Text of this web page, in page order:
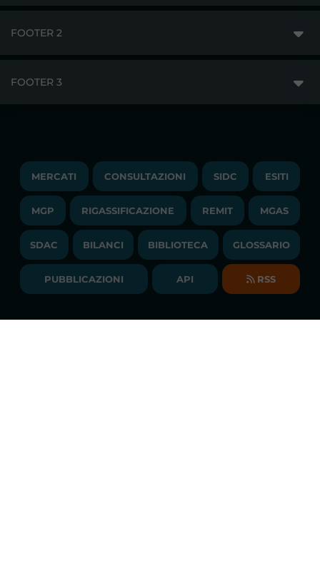
PUBBLICAZIONI
COMUNICATI/NEWS
NEWSLETTER
BILANCI DI ESERCIZIO
FOOTER 2
LAVORA CON NOI
BANDI DI GARA E CONTRATTI
SOCIETA' TRASPARENTE
FOOTER 3
TRAYPORT M. ELETTRICO
LIQUIDITY PROVIDERS
BIBLIOTECA
GLOSSARIO
MERCATI CONSULTAZIONI SIDC ESITI
MGP RIGASSIFICAZIONE REMIT MGAS
SDAC BILANCI BIBLIOTECA GLOSSARIO
PUBBLICAZIONI API RSS